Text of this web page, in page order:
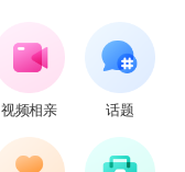
视频相亲 话题